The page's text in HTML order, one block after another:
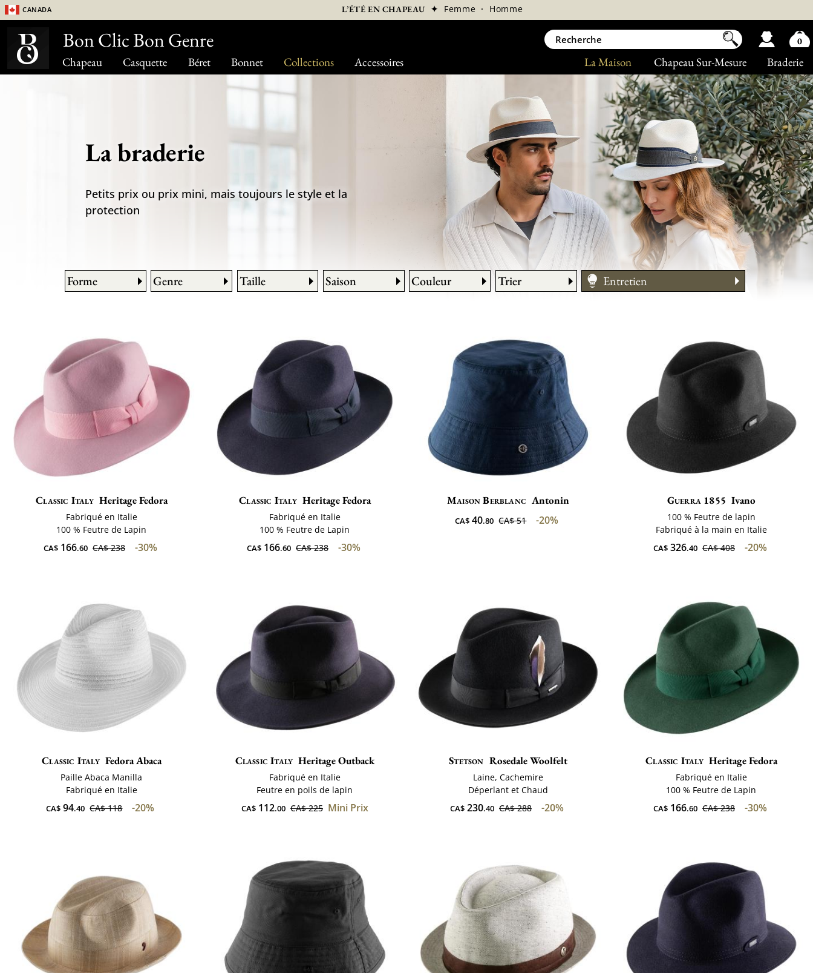
Chapeau Casquette Béret Bonnet Collections Accessoires Braderie
Chapeau Sur-Mesure
La Maison
Canada L’ÉTÉ EN CHAPEAU ✦ Femme · Homme
La braderie
Petits prix ou prix mini, mais toujours le style et la
protection
Forme Genre Taille Saison Couleur Trier
Entretien
Guide des tailles
Classic Italy Heritage Fedora
Fabriqué en Italie
100 % Feutre de Lapin
CA$166.60 CA$ 238 -30%
Classic Italy Heritage Fedora
Fabriqué en Italie
100 % Feutre de Lapin
CA$166.60 CA$ 238 -30%
Maison Berblanc Antonin
CA$ 40.80 CA$ 51 -20%
Guerra 1855 Ivano
100 % Feutre de lapin
Fabriqué à la main en Italie
CA$326.40 CA$ 408 -20%
Classic Italy Fedora Abaca
Paille Abaca Manilla
Fabriqué en Italie
CA$ 94.40 CA$ 118 -20%
Classic Italy Heritage Outback
Fabriqué en Italie
Feutre en poils de lapin
CA$112.00 CA$ 225 Mini Prix
Stetson Rosedale Woolfelt
Laine, Cachemire
Déperlant et Chaud
CA$230.40 CA$ 288 -20%
Classic Italy Heritage Fedora
Fabriqué en Italie
100 % Feutre de Lapin
CA$166.60 CA$ 238 -30%
Bon Clic Bon Genre 0